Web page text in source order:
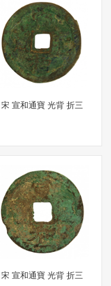
宋 宣和通寶 光背 折三
宋 宣和通寶 光背 折三